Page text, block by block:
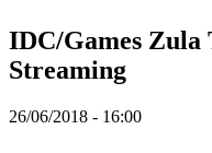
Spillet
Gameplay
IDC/Games Zula
Streaming
26/06/2018 - 16:00